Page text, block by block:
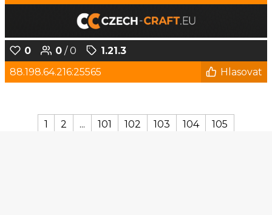
0 0 / 0
1.21.3
88.198.64.216:25565
Hlasovat
1 2 ... 101 102 103 104 105